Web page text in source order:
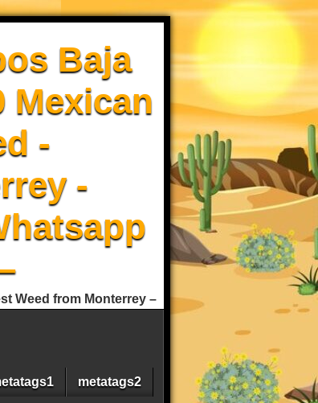
Baja
Mexican
-
-
Weed from Monterrey –
metatags2